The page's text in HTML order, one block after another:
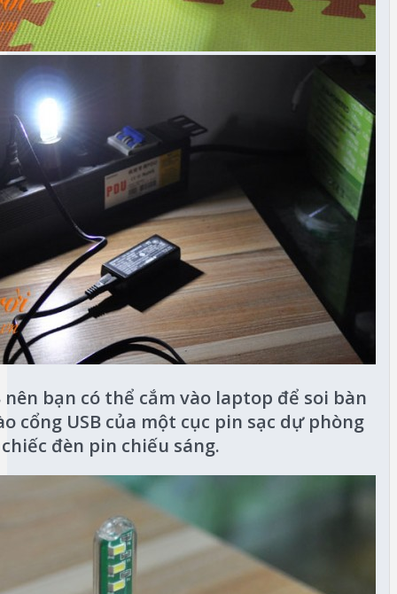
nên bạn có thể cắm vào laptop để soi bàn
cổng USB của một cục pin sạc dự phòng
đèn pin chiếu sáng.